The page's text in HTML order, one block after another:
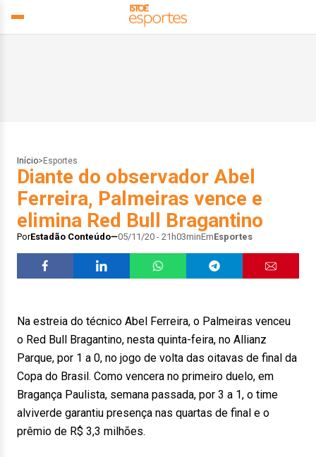
Início> Esportes
Diante do observador Abel
Ferreira, Palmeiras vence e
elimina Red Bull Bragantino
PorEstadão Conteúdo 05/11/20 - 21h03minEmEsportes
Na estreia do técnico Abel Ferreira, o Palmeiras venceu
o Red Bull Bragantino, nesta quinta-feira, no Allianz
Parque, por 1 a 0, no jogo de volta das oitavas de final da
Copa do Brasil. Como vencera no primeiro duelo, em
Bragança Paulista, semana passada, por 3 a 1, o time
alviverde garantiu presença nas quartas de final e o
prêmio de R$ 3,3 milhões.